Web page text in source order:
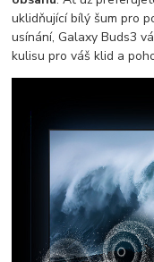
uklidňující bílý šum pro
usínání, Galaxy Buds3
kulisu pro váš klid a